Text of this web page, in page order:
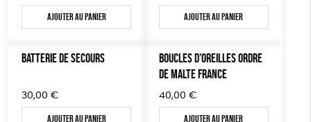
Ajouter au panier Ajouter au panier
BATTERIE DE SECOURS
30,00 €
Ajouter au panier
BOUCLES D’OREILLES ORDRE
DE MALTE FRANCE
40,00 €
Ajouter au panier